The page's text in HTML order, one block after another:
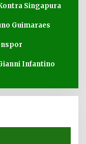
Singapura
Guimaraes
Infantino